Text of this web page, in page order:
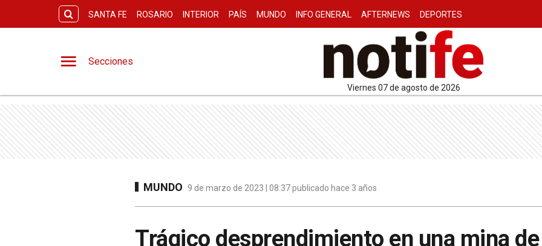
SANTA FE ROSARIO INTERIOR PAÍS MUNDO INFO GENERAL AFTERNEWS DEPORTES
Secciones
viernes 07 de agosto de 2026
MUNDO 9 de marzo de 2023 | 08:37 publicado hace 3 años
Trágico desprendimiento en una mina